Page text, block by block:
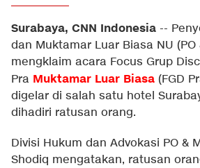
Surabaya, CNN Indonesia --
dan Muktamar Luar Biasa NU (PO
mengklaim acara Focus Grup
Pra Muktamar Luar Biasa (FGD
digelar di salah satu hotel
dihadiri ratusan orang.
Divisi Hukum dan Advokasi PO &
Shodiq mengatakan, ratusan